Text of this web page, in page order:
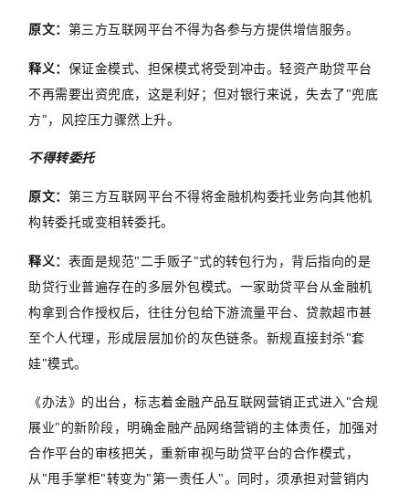
原文： 第三方互联网平台不得为各参与方提供增信服务。
释义： 保证金模式、担保模式将受到冲击。轻资产助贷平台
不再需要出资兜底，这是利好；但对银行来说，失去了"兜底
方"，风控压力骤然上升。
不得转委托
原文： 第三方互联网平台不得将金融机构委托业务向其他机
构转委托或变相转委托。
释义： 表面是规范"二手贩子"式的转包行为，背后指向的是
助贷行业普遍存在的多层外包模式。一家助贷平台从金融机
构拿到合作授权后，往往分包给下游流量平台、贷款超市甚
至个人代理，形成层层加价的灰色链条。新规直接封杀"套
娃"模式。
《办法》的出台，标志着金融产品互联网营销正式进入"合规
展业"的新阶段，明确金融产品网络营销的主体责任，加强对
合作平台的审核把关，重新审视与助贷平台的合作模式，
从"甩手掌柜"转变为"第一责任人"。同时，须承担对营销内